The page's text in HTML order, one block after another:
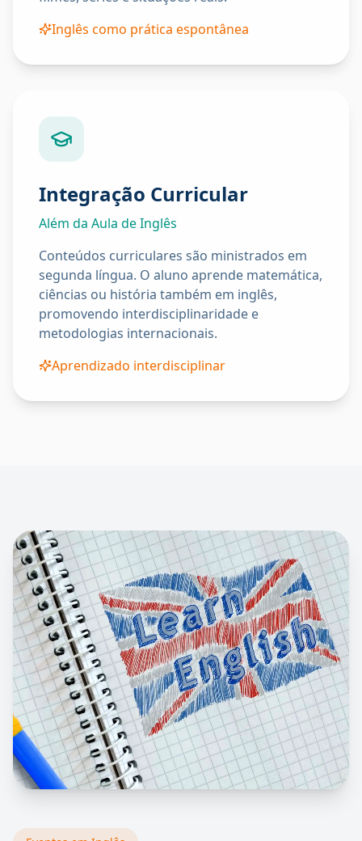
Inglês como prática espontânea
Integração Curricular
Além da Aula de Inglês
Conteúdos curriculares são ministrados em
segunda língua. O aluno aprende matemática,
ciências ou história também em inglês,
promovendo interdisciplinaridade e
metodologias internacionais.
Aprendizado interdisciplinar